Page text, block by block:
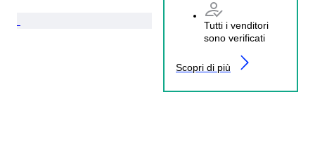
Tutti i venditori
sono verificati
Scopri di più